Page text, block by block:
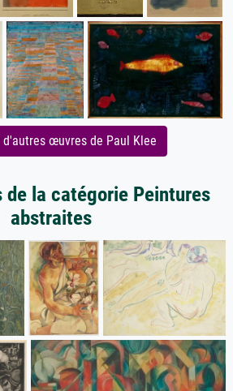
d'autres œuvres de Paul Klee
la catégorie Peintures
abstraites